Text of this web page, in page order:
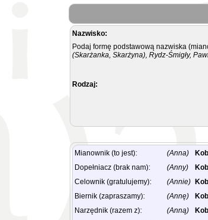
Nazwisko:
Podaj formę podstawową nazwiska
(Skarżanka, Skarżyna), Rydz-Śmigły,
Rodzaj:
Mianownik (to jest): (Anna)
Dopełniacz (brak nam):
(Anny)
Celownik (gratulujemy):
(Annie)
Biernik (zapraszamy):
(Annę)
Narzędnik (razem z):
(Anną)